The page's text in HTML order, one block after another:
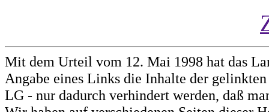
Mit dem Urteil vom 12. Mai 1998 hat das
Angabe eines Links die Inhalte der
LG - nur dadurch verhindert werden, daß